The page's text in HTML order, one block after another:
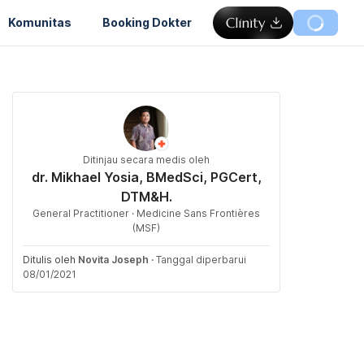
Komunitas Booking Dokter
Ditinjau secara medis oleh
dr. Mikhael Yosia, BMedSci, PGCert,
DTM&H.
General Practitioner · Medicine Sans Frontières
(MSF)
Ditulis oleh Novita Joseph · Tanggal diperbarui
08/01/2021